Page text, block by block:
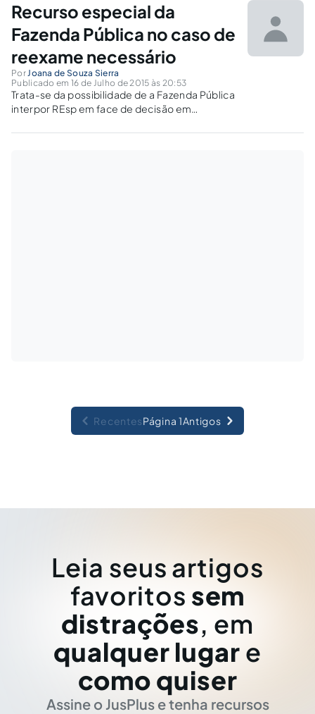
Recurso especial da
Fazenda Pública no caso de
reexame necessário
PorJoana de Souza Sierra
Publicado em 16 de Julho de 2015 às 20:53
Trata-se da possibilidade de a Fazenda Pública
interpor REsp em face de decisão em
consideração a proteção do interesse público,
RecentesPágina 1Antigos
Leia seus artigos
favoritos sem
distrações, em
qualquer lugar e
como quiser
Assine o JusPlus e tenha recursos